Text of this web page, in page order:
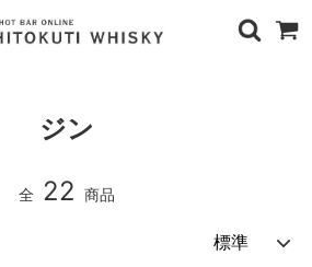
ジン
全 22 商品